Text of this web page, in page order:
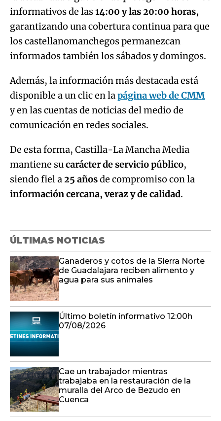
informativos de las14:00 y las 20:00 horas,
garantizando una cobertura continua para que
los castellanomanchegos permanezcan
informados también los sábados y domingos.
Además, la información más destacada está
disponible a un clic en lapágina web de CMM
y en las cuentas de noticias del medio de
comunicación en redes sociales.
De esta forma, Castilla-La Mancha Media
mantiene sucarácter de servicio público,
siendo fiel a25 añosde compromiso con la
información cercana, veraz y de calidad.
ÚLTIMAS NOTICIAS
Ganaderos y cotos de la Sierra Norte
de Guadalajara reciben alimento y
agua para sus animales
Último boletín informativo 12:00h
07/08/2026
Cae un trabajador mientras
trabajaba en la restauración de la
muralla del Arco de Bezudo en
Cuenca